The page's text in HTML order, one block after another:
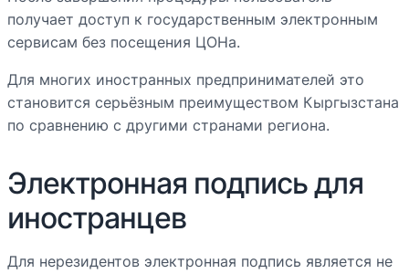
получает доступ к государственным электронным
сервисам без посещения ЦОНа.
Для многих иностранных предпринимателей это
становится серьёзным преимуществом Кыргызстана
по сравнению с другими странами региона.
Электронная подпись для
иностранцев
Для нерезидентов электронная подпись является не